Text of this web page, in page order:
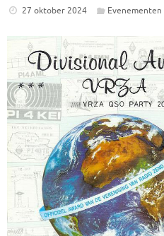
27 oktober 2024 Evenementen